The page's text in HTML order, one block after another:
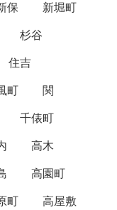
保
新堀町
杉谷
住吉
町
関
千俵町
高木
高園町
町
高屋敷